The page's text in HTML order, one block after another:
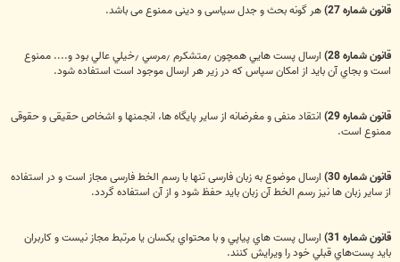
قانون شماره 27) هر گونه بحث و جدل سیاسی و دینی ممنوع می باشد.
قانون شماره 28)
ارسال پست هايي همچون ٫‌متشكرم ٫‌مرسي ٫‌خيلي عالي بود و.... ممنوع
است و بجاي آن باید از امکان سپاس که در زیر هر ارسال موجود است استفاده شود.
قانون شماره 29)
انتقاد منفی و مغرضانه از ساير پایگاه ها، انجمنها و اشخاص حقیقی و حقوقی
ممنوع است.
قانون شماره 30)
ارسال موضوع به زبان فارسی تنها با رسم الخط فارسی مجاز است و در استفاده
از سایر زبان ها نیز رسم الخط آن زبان باید حفظ شود و از آن استفاده گردد.
قانون شماره 31)
ارسال پست هاي پياپي و با محتواي يکسان يا مرتبط مجاز نيست و کاربران
بايد پست‌هاي قبلي خود را ويرايش کنند.